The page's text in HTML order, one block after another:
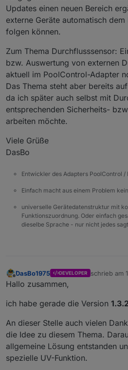
Updates einen neuen Bereich
externe Geräte automatisch
folgen können.
Zum Thema Durchflusssensor:
bzw. Auswertung von externen
aktuell im PoolControl-Adapter
Das Thema steht aber bereits
da ich später auch selbst mit
entsprechenden Sicherheits-
arbeiten möchte.
Viele Grüße
DasBo
Entwickler des Adapters PoolControl
Einfach macht aus einem Problem
universelle Gerätedatenstruktur mit
Funktionszuordnung. Oder einfach
dieselbe Sprache - nur nicht jedes
Offline
DasBo1975 DEVELOPER schrieb am
zuletzt
Hallo zusammen,
ich habe gerade die Version
An dieser Stelle auch vielen
die Idee zu diesem Thema.
allgemeine Lösung entstanden
spezielle UV-Funktion.